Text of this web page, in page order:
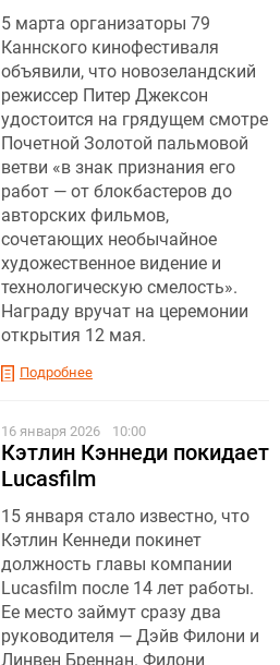
5 марта организаторы 79
Каннского кинофестиваля
объявили, что новозеландский
режиссер Питер Джексон
удостоится на грядущем смотре
Почетной Золотой пальмовой
ветви «в знак признания его
работ — от блокбастеров до
авторских фильмов,
сочетающих необычайное
художественное видение и
технологическую смелость».
Награду вручат на церемонии
открытия 12 мая.
Подробнее
16 января 2026 10:00
Кэтлин Кэннеди покидает
Lucasfilm
15 января стало известно, что
Кэтлин Кеннеди покинет
должность главы компании
Lucasfilm после 14 лет работы.
Ее место займут сразу два
руководителя — Дэйв Филони и
Линвен Бреннан. Филони